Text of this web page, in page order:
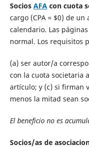
Socios AFAcon cuota
cargo (CPA = $0) de
calendario. Las
normal. Los requisitos
(a) ser autor/a
con la cuota societaria
artículo; y (c) si firman
menos la mitad sean
El beneficio no es
Socios/as de